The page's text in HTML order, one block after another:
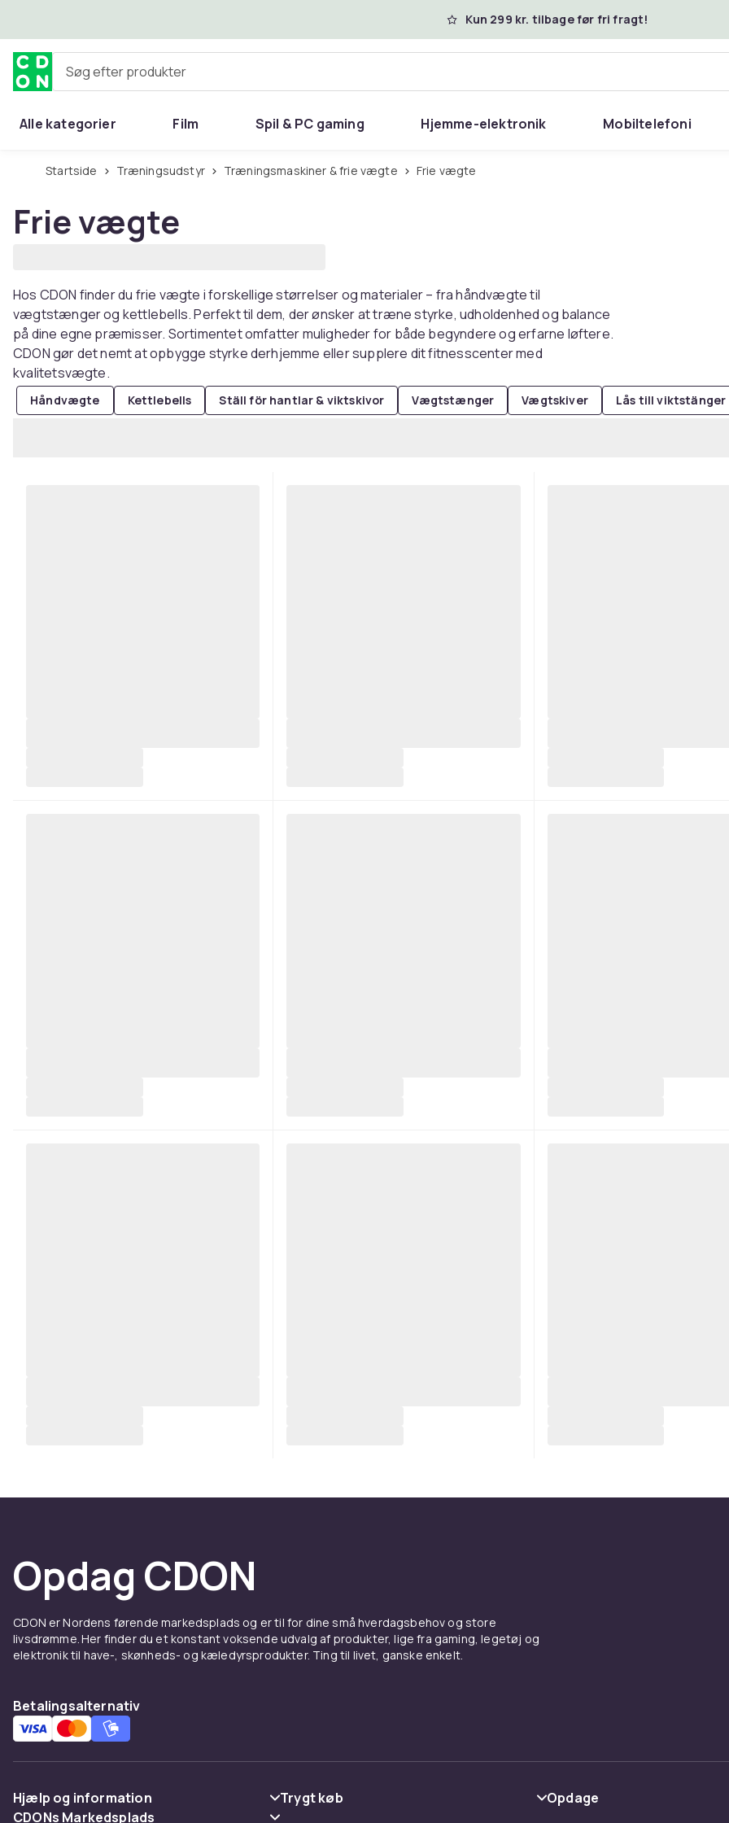
Kun 299 kr. tilbage før fri fragt!
Søg efter produkter
Alle kategorier Film Spil & PC gaming Hjemme-elektronik Mobiltelefoni
Hjem & have
Startside Træningsudstyr Træningsmaskiner & frie vægte Frie vægte
Frie vægte
Hos CDON finder du frie vægte i forskellige størrelser og materialer – fra håndvægte til
vægtstænger og kettlebells. Perfekt til dem, der ønsker at træne styrke, udholdenhed og balance
på dine egne præmisser. Sortimentet omfatter muligheder for både begyndere og erfarne løftere.
CDON gør det nemt at opbygge styrke derhjemme eller supplere dit fitnesscenter med
kvalitetsvægte.
Håndvægte Kettlebells Ställ för hantlar & viktskivor Vægtstænger Vægtskiver Lås till viktstänger
Opdag CDON
CDON er Nordens førende markedsplads og er til for dine små hverdagsbehov og store
livsdrømme. Her finder du et konstant voksende udvalg af produkter, lige fra gaming, legetøj og
elektronik til have-, skønheds- og kæledyrsprodukter. Ting til livet, ganske enkelt.
Betalingsalternativ
Hjælp og information
Trygt køb
Opdage
CDONs Markedsplads